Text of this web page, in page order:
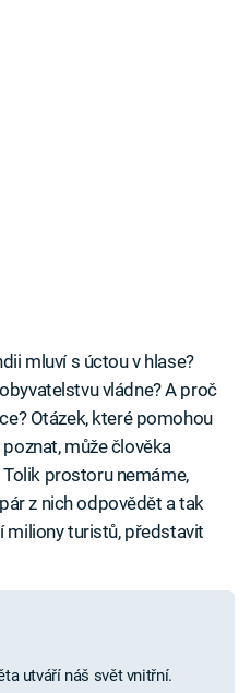
mluví s úctou v hlase?
vládne? A proč
Otázek, které pomohou
může člověka
prostoru nemáme,
z nich odpovědět a tak
miliony turistů, představit
utváří náš svět vnitřní.